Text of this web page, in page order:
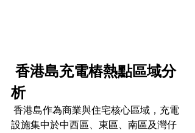
香港島充電樁熱點區域分
析
香港島作為商業與住宅核心區域，充電
設施集中於中西區、東區、南區及灣仔